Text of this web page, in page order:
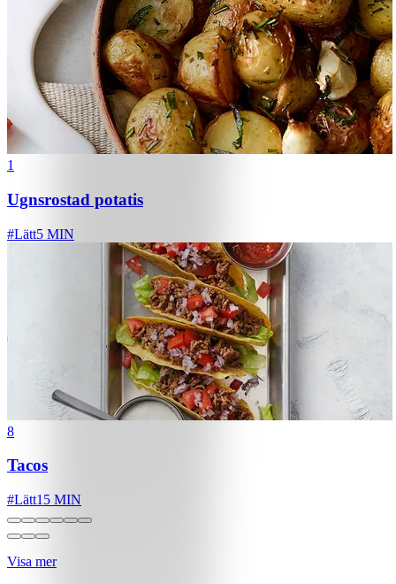
1
Ugnsrostad potatis
#Lätt5 MIN
8
Tacos
#Lätt15 MIN
Visa mer